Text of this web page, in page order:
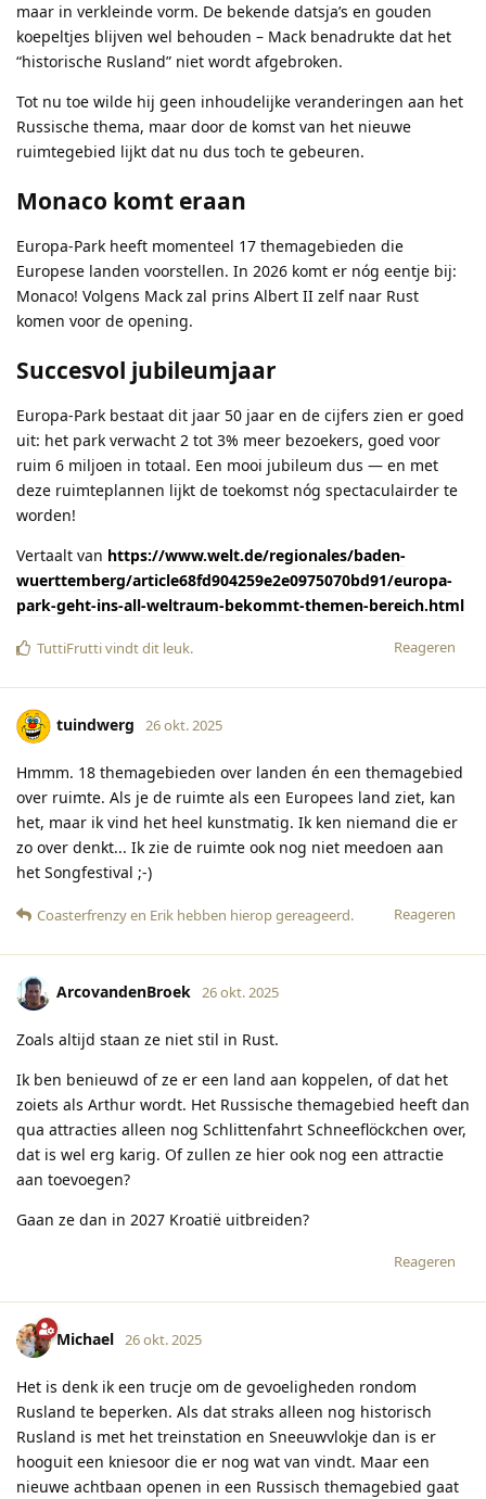
maar in verkleinde vorm. De bekende datsja’s en gouden
koepeltjes blijven wel behouden – Mack benadrukte dat het
“historische Rusland” niet wordt afgebroken.
Tot nu toe wilde hij geen inhoudelijke veranderingen aan het
Russische thema, maar door de komst van het nieuwe
ruimtegebied lijkt dat nu dus toch te gebeuren.
Monaco komt eraan
Europa-Park heeft momenteel 17 themagebieden die
Europese landen voorstellen. In 2026 komt er nóg eentje bij:
Monaco! Volgens Mack zal prins Albert II zelf naar Rust
komen voor de opening.
Succesvol jubileumjaar
Europa-Park bestaat dit jaar 50 jaar en de cijfers zien er goed
uit: het park verwacht 2 tot 3% meer bezoekers, goed voor
ruim 6 miljoen in totaal. Een mooi jubileum dus — en met
deze ruimteplannen lijkt de toekomst nóg spectaculairder te
worden!
Vertaalt van https://www.welt.de/regionales/baden-
wuerttemberg/article68fd904259e2e0975070bd91/europa-
park-geht-ins-all-weltraum-bekommt-themen-bereich.html
Reageren
TuttiFruttivindt dit leuk.
tuindwerg 26 okt. 2025
Hmmm. 18 themagebieden over landen én een themagebied
over ruimte. Als je de ruimte als een Europees land ziet, kan
het, maar ik vind het heel kunstmatig. Ik ken niemand die er
zo over denkt... Ik zie de ruimte ook nog niet meedoen aan
het Songfestival ;-)
Reageren
Coasterfrenzyen Erik hebben hierop gereageerd.
ArcovandenBroek 26 okt. 2025
Zoals altijd staan ze niet stil in Rust.
Ik ben benieuwd of ze er een land aan koppelen, of dat het
zoiets als Arthur wordt. Het Russische themagebied heeft dan
qua attracties alleen nog Schlittenfahrt Schneeflöckchen over,
dat is wel erg karig. Of zullen ze hier ook nog een attractie
aan toevoegen?
Gaan ze dan in 2027 Kroatië uitbreiden?
Reageren
Michael 26 okt. 2025
Het is denk ik een trucje om de gevoeligheden rondom
Rusland te beperken. Als dat straks alleen nog historisch
Rusland is met het treinstation en Sneeuwvlokje dan is er
hooguit een kniesoor die er nog wat van vindt. Maar een
nieuwe achtbaan openen in een Russisch themagebied gaat